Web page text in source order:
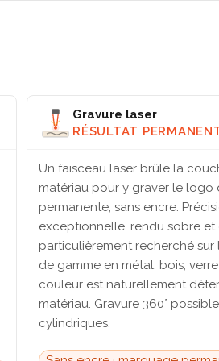
Gravure laser
RÉSULTAT
Un faisceau laser brûle la
matériau pour y graver le logo
permanente, sans encre.
exceptionnelle, rendu sobre et
particulièrement recherché
de gamme en métal, bois,
couleur est naturellement
matériau. Gravure 360°
cylindriques.